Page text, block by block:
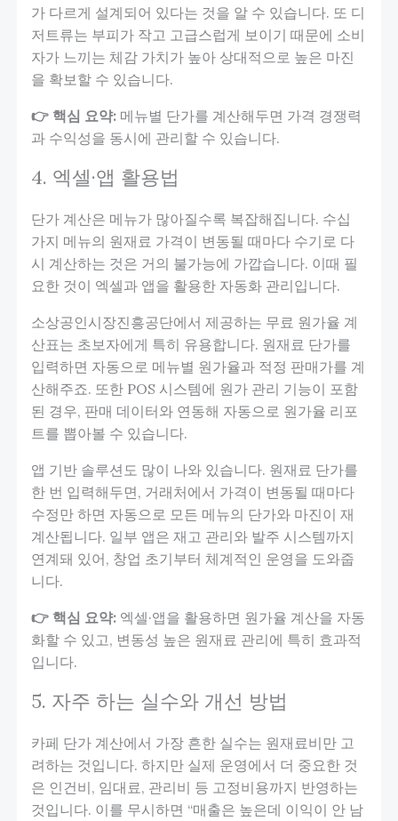
가 다르게 설계되어 있다는 것을 알 수 있습니다. 또 디
저트류는 부피가 작고 고급스럽게 보이기 때문에 소비
자가 느끼는 체감 가치가 높아 상대적으로 높은 마진
을 확보할 수 있습니다.
👉 핵심 요약:메뉴별 단가를 계산해두면 가격 경쟁력
과 수익성을 동시에 관리할 수 있습니다.
4. 엑셀·앱 활용법
단가 계산은 메뉴가 많아질수록 복잡해집니다. 수십
가지 메뉴의 원재료 가격이 변동될 때마다 수기로 다
시 계산하는 것은 거의 불가능에 가깝습니다. 이때 필
요한 것이 엑셀과 앱을 활용한 자동화 관리입니다.
소상공인시장진흥공단에서 제공하는 무료 원가율 계
산표는 초보자에게 특히 유용합니다. 원재료 단가를
입력하면 자동으로 메뉴별 원가율과 적정 판매가를 계
산해주죠. 또한 POS 시스템에 원가 관리 기능이 포함
된 경우, 판매 데이터와 연동해 자동으로 원가율 리포
트를 뽑아볼 수 있습니다.
앱 기반 솔루션도 많이 나와 있습니다. 원재료 단가를
한 번 입력해두면, 거래처에서 가격이 변동될 때마다
수정만 하면 자동으로 모든 메뉴의 단가와 마진이 재
계산됩니다. 일부 앱은 재고 관리와 발주 시스템까지
연계돼 있어, 창업 초기부터 체계적인 운영을 도와줍
니다.
👉 핵심 요약:엑셀·앱을 활용하면 원가율 계산을 자동
화할 수 있고, 변동성 높은 원재료 관리에 특히 효과적
입니다.
5. 자주 하는 실수와 개선 방법
카페 단가 계산에서 가장 흔한 실수는 원재료비만 고
려하는 것입니다. 하지만 실제 운영에서 더 중요한 것
은 인건비, 임대료, 관리비 등 고정비용까지 반영하는
것입니다. 이를 무시하면 “매출은 높은데 이익이 안 남